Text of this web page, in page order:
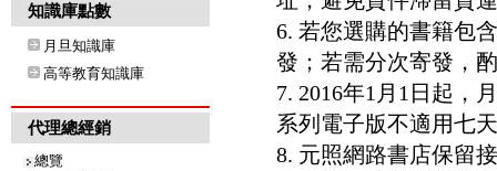
知識庫點數
月旦知識庫
高等教育知識庫
代理總經銷
總覽
6. 若您選購的書籍包
發；若需分次寄發，
7. 2016年1月1日起，
系列電子版不適用七
8. 元照網路書店保留